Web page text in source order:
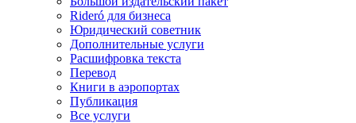
Rideró для бизнеса
Юридический советник
Дополнительные услуги
Расшифровка текста
Перевод
Книги в аэропортах
Публикация
Все услуги